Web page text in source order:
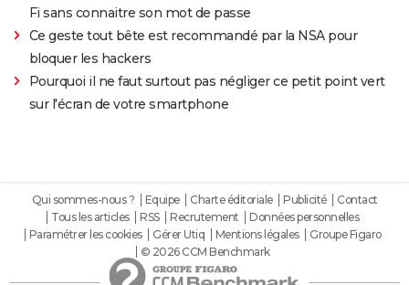
Fi sans connaitre son mot de passe
Ce geste tout bête est recommandé par la NSA pour
bloquer les hackers
Pourquoi il ne faut surtout pas négliger ce petit point vert
sur l'écran de votre smartphone
Qui sommes-nous ? Equipe Charte éditoriale Publicité
Contact
Tous les articles
RSS Recrutement
Données personnelles
Paramétrer les cookies
Gérer Utiq Mentions légales
Groupe Figaro
© 2026 CCM Benchmark